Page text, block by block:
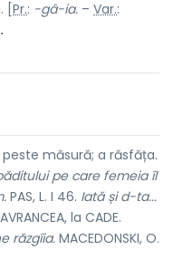
Pr.: -gâ-ia. – Var.:
măsură; a răsfăța.
pe care femeia îl
PAS, L. I 46. Iată și d-ta...
la CADE.
răzgîia. MACEDONSKI, O.